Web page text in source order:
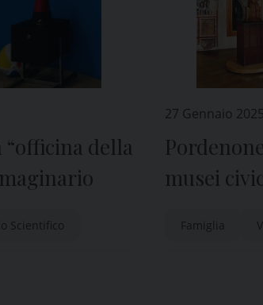
della
Scientifico
27 Gennaio 2025
musei
Famiglia